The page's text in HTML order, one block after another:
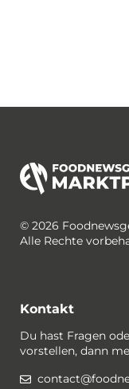
© 2026
Alle Rechte
Kontakt
Du hast Fragen
vorstellen, dann